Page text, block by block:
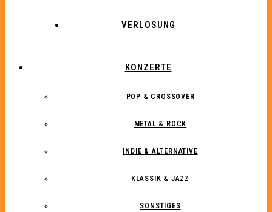
VERLOSUNG
KONZERTE
POP & CROSSOVER
METAL & ROCK
INDIE & ALTERNATIVE
KLASSIK & JAZZ
SONSTIGES